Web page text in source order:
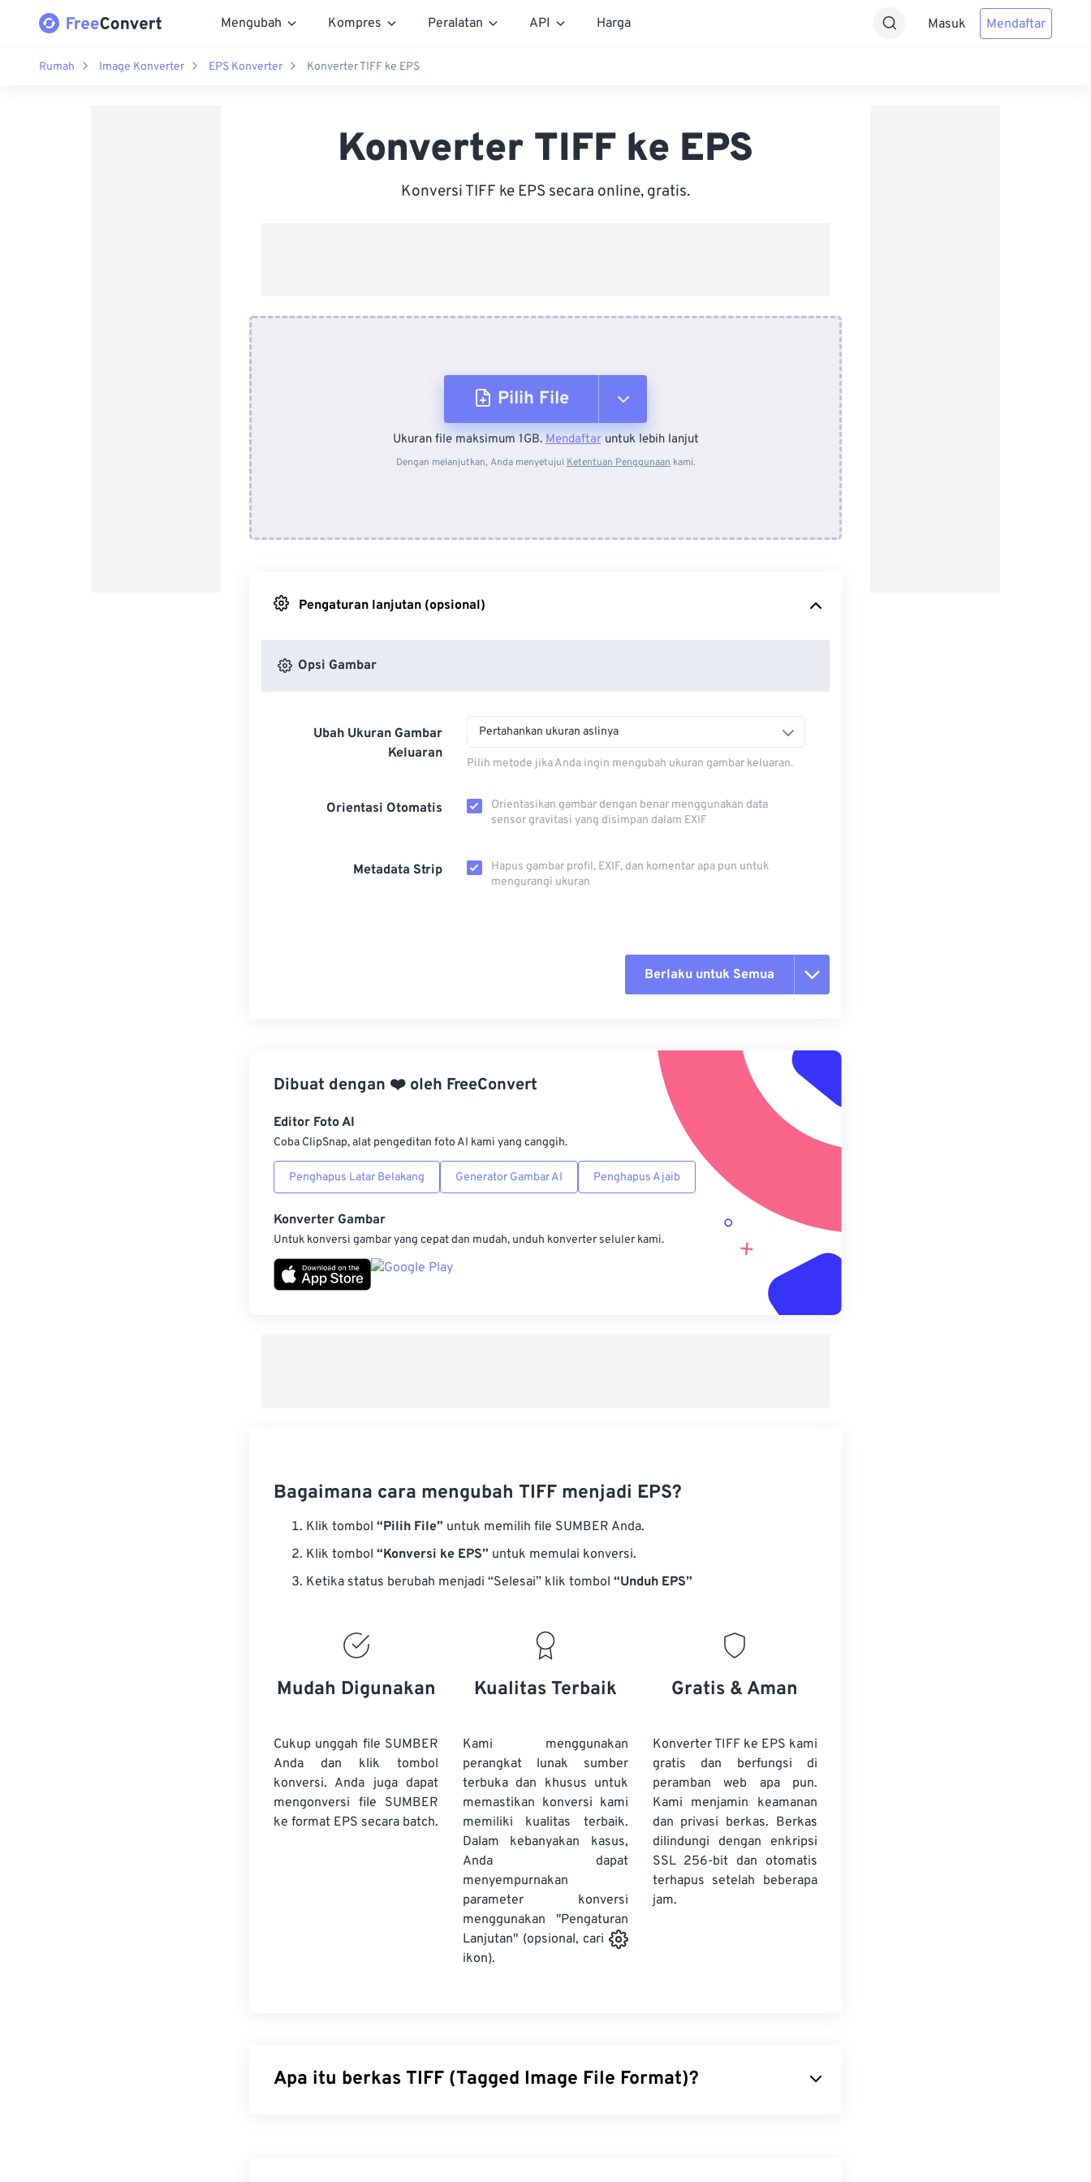
Mengubah Kompres Peralatan API Harga Masuk Mendaftar
Rumah Image Konverter EPS Konverter Konverter TIFF ke EPS
Konverter TIFF ke EPS
Konversi TIFF ke EPS secara online, gratis.
Pilih File
Dari Perangkat
Ukuran file maksimum 1GB.Mendaftaruntuk lebih lanjut
Dengan melanjutkan, Anda menyetujui Ketentuan Penggunaan kami.
Pengaturan lanjutan (opsional)
Opsi Gambar
Ubah Ukuran Gambar
Keluaran
Pertahankan ukuran aslinya
Pilih metode jika Anda ingin mengubah ukuran gambar keluaran.
Orientasi Otomatis
Orientasikan gambar dengan benar menggunakan data
sensor gravitasi yang disimpan dalam EXIF
Metadata Strip
Hapus gambar profil, EXIF, dan komentar apa pun untuk
mengurangi ukuran
Berlaku untuk Semua
Terapkan dari Preset
Simpan sebagai Preset
Dibuat dengan ❤️ oleh FreeConvert
Editor Foto AI
Coba ClipSnap, alat pengeditan foto AI kami yang canggih.
Penghapus Latar Belakang Generator Gambar AI Penghapus Ajaib
Konverter Gambar
Untuk konversi gambar yang cepat dan mudah, unduh konverter seluler kami.
Bagaimana cara mengubah TIFF menjadi EPS?
Klik tombol “Pilih File” untuk memilih file SUMBER Anda.
Klik tombol “Konversi ke EPS” untuk memulai konversi.
Ketika status berubah menjadi “Selesai” klik tombol “Unduh EPS”
Mudah Digunakan
Cukup unggah file SUMBER
Anda dan klik tombol
konversi. Anda juga dapat
mengonversi file SUMBER
ke format EPS secara batch.
Kualitas Terbaik
Kami menggunakan
perangkat lunak sumber
terbuka dan khusus untuk
memastikan konversi kami
memiliki kualitas terbaik.
Dalam kebanyakan kasus,
Anda dapat
menyempurnakan
parameter konversi
menggunakan "Pengaturan
Lanjutan" (opsional, cari
ikon).
Gratis & Aman
Konverter TIFF ke EPS kami
gratis dan berfungsi di
peramban web apa pun.
Kami menjamin keamanan
dan privasi berkas. Berkas
dilindungi dengan enkripsi
SSL 256-bit dan otomatis
terhapus setelah beberapa
jam.
Apa itu berkas TIFF (Tagged Image File Format)?